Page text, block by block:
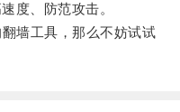
度、防范攻击。
墙工具，那么不妨试试